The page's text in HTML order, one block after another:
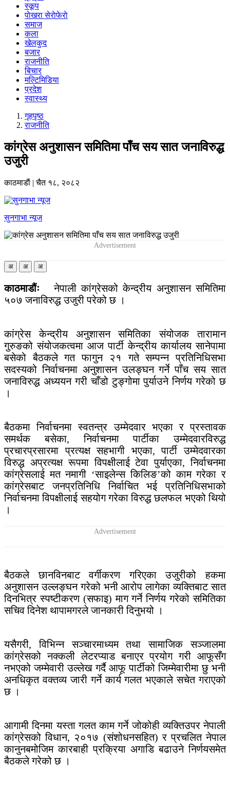
स्कूप
पाेखरा सेराेफेराे
समाज
कला
खेलकुद
बजार
राजनीति
बिचार
मल्टिमिडिया
प्रदेश
स्वास्थ्य
गृहपृष्‍ठ
राजनीति
कांग्रेस अनुशासन समितिमा पाँच सय सात जनाविरुद्ध
उजुरी
काठमाडाैं |चैत १८, २०८२
सुनगाभा न्यूज
अ अ अ
काठमाडौंः
नेपाली कांग्रेसको केन्द्रीय अनुशासन समितिमा
५०७ जनाविरुद्ध उजुरी परेको छ ।
कांग्रेस केन्द्रीय अनुशासन समितिका संयोजक तारामान
गुरुङको संयोजकत्वमा आज पार्टी केन्द्रीय कार्यालय सानेपामा
बसेको बैठकले गत फागुन २१ गते सम्पन्न प्रतिनिधिसभा
सदस्यको निर्वाचनमा अनुशासन उलङ्घन गर्ने पाँच सय सात
जनाविरुद्ध अध्ययन गरी चाँडो टुङ्गोमा पुर्याउने निर्णय गरेको छ
।
बैठकमा निर्वाचनमा स्वतन्त्र उम्मेदवार भएका र प्रस्तावक
समर्थक बसेका, निर्वाचनमा पार्टीका उम्मेदवारविरुद्ध
प्रचारप्रसारमा प्रत्यक्ष सहभागी भएका, पार्टी उम्मेदवारका
विरुद्ध अप्रत्यक्ष रूपमा विपक्षीलाई टेवा पुर्याएका, निर्वाचनमा
कांग्रेसलाई मत नमागी ‘साइलेन्स किलिङ’को काम गरेका र
कांग्रेसबाट जनप्रतिनिधि निर्वाचित भई प्रतिनिधिसभाको
निर्वाचनमा विपक्षीलाई सहयोग गरेका विरुद्ध छलफल भएको थियो
।
बैठकले छानविनबाट वर्गीकरण गरिएका उजुरीको हकमा
अनुशासन उल्लङ्घन गरेको भनी आरोप लागेका व्यक्तिबाट सात
दिनभित्र स्पष्टीकरण (सफाइ) माग गर्ने निर्णय गरेको समितिका
सचिव दिनेश थापामगरले जानकारी दिनुभयो ।
यसैगरी, विभिन्न सञ्चारमाध्यम तथा सामाजिक सञ्जालमा
कांग्रेसको नक्कली लेटरप्याड बनाएर प्रयोग गरी आफूसँग
नभएको जम्मेवारी उल्लेख गर्दै आफू पार्टीको जिम्मेवारीमा छु भनी
अनधिकृत वक्तव्य जारी गर्ने कार्य गलत भएकाले सचेत गराएको
छ ।
आगामी दिनमा यस्ता गलत काम गर्ने जोकोही व्यक्तिउपर नेपाली
कांग्रेसको विधान, २०१७ (संशोधनसहित) र प्रचलित नेपाल
कानुनबमोजिम कारबाही प्रक्रिया अगाडि बढाउने निर्णयसमेत
बैठकले गरेको छ ।